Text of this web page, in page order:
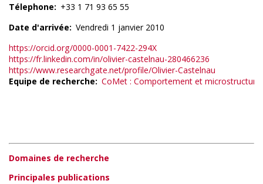
Télephone
+33 1 71 93 65 55
Date d'arrivée
Vendredi 1 janvier 2010
https://orcid.org/0000-0001-7422-294X
https://fr.linkedin.com/in/olivier-castelnau-280466236
https://www.researchgate.net/profile/Olivier-Castelnau
Equipe de recherche
CoMet : Comportement et microstructure
Domaines de recherche
Principales publications